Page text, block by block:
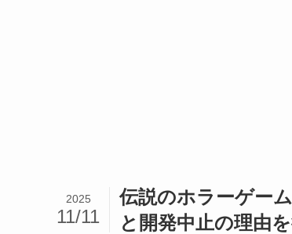
伝説のホラーゲー
と開発中止の理由
2025
11/11